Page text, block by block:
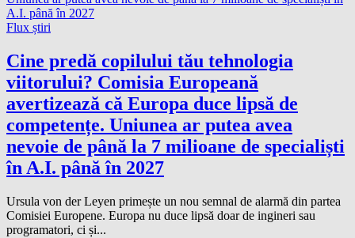
Flux știri
Cine predă copilului tău tehnologia
viitorului? Comisia Europeană
avertizează că Europa duce lipsă de
competențe. Uniunea ar putea avea
nevoie de până la 7 milioane de specialiști
în A.I. până în 2027
Ursula von der Leyen primește un nou semnal de alarmă din partea
Comisiei Europene. Europa nu duce lipsă doar de ingineri sau
programatori, ci și...